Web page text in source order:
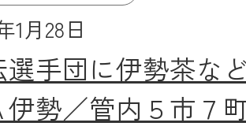
1月28日
選手団に伊勢茶な
伊勢／管内５市７